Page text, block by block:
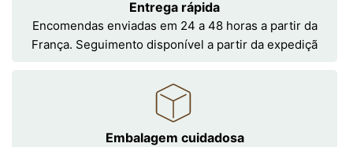
Entrega rápida
Encomendas enviadas em 24 a 48 horas a partir da
França. Seguimento disponível a partir da expediçã
Embalagem cuidadosa